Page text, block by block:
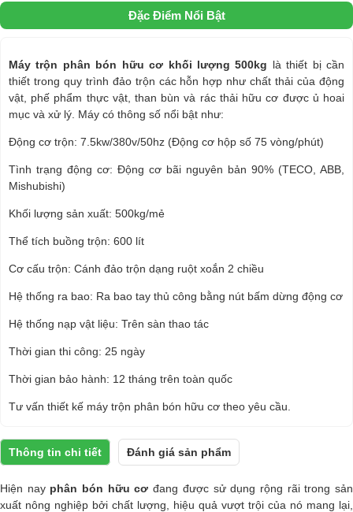
Đặc Điểm Nổi Bật
Máy trộn phân bón hữu cơ khối lượng 500kg là thiết bị cần
thiết trong quy trình đảo trộn các hỗn hợp như chất thải của động
vật, phế phẩm thực vật, than bùn và rác thải hữu cơ được ủ hoai
mục và xử lý. Máy có thông số nổi bật như:
Động cơ trộn: 7.5kw/380v/50hz (Động cơ hộp số 75 vòng/phút)
Tình trạng động cơ: Động cơ bãi nguyên bản 90% (TECO, ABB,
Mishubishi)
Khối lượng sản xuất: 500kg/mẻ
Thể tích buồng trộn: 600 lít
Cơ cấu trộn: Cánh đảo trộn dạng ruột xoắn 2 chiều
Hệ thống ra bao: Ra bao tay thủ công bằng nút bấm dừng động cơ
Hệ thống nạp vật liệu: Trên sàn thao tác
Thời gian thi công: 25 ngày
Thời gian bảo hành: 12 tháng trên toàn quốc
Tư vấn thiết kế máy trộn phân bón hữu cơ theo yêu cầu.
Thông tin chi tiết Đánh giá sản phẩm
Hiện nay phân bón hữu cơ đang được sử dụng rộng rãi trong sản
xuất nông nghiệp bởi chất lượng, hiệu quả vượt trội của nó mang lại,